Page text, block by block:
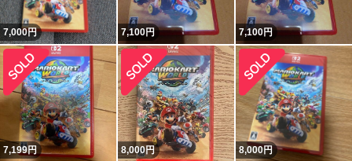
7,000円 7,100円 7,100円
7,199円 8,000円 8,000円